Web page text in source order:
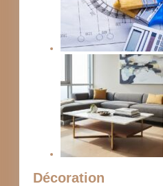
Décoration